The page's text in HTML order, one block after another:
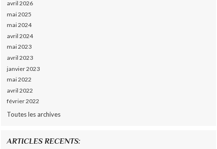
avril 2026
mai 2025
mai 2024
avril 2024
mai 2023
avril 2023
janvier 2023
mai 2022
avril 2022
février 2022
Toutes les archives
ARTICLES RECENTS: